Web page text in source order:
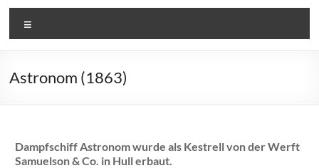
Astronom (1863)
Dampfschiff Astronom wurde als Kestrell von der Werft
Samuelson & Co. in Hull erbaut.